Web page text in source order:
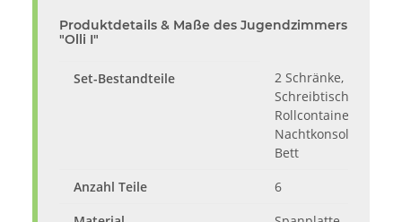
Produktdetails & Maße des Jugendzimmers
"Olli I"
Set-Bestandteile
2 Schränke, 1
Schreibtisch, 1
Rollcontainer, 1
Nachtkonsole, 1
Bett
Anzahl Teile
6